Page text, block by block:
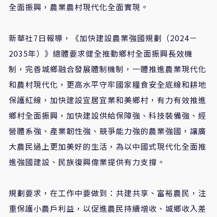
全面振興，農業農村現代化全面實現。
新華社7日報導，《加快建設農業強國規劃（2024－
2035年）》總體要求健全推動鄉村全面振興長效機
制，完善城鄉融合發展體制機制，一體推進農業現代化
和農村現代化，更高水平守牢國家糧食安全底線和耕地
保護紅線，加快建設宜居宜業和美鄉村，有力有效推進
鄉村全面振興，加快建設供給保障強、科技裝備強、經
營體系強、產業韌性強、競爭能力強的農業強國，讓廣
大農民過上更加美好的生活，為以中國式現代化全面推
進強國建設、民族復興偉業提供有力支撐。
規劃要求，在工作中要做到：共建共享、富裕農民，注
重保護小農戶利益，以促進農民持續增收、城鄉收入差